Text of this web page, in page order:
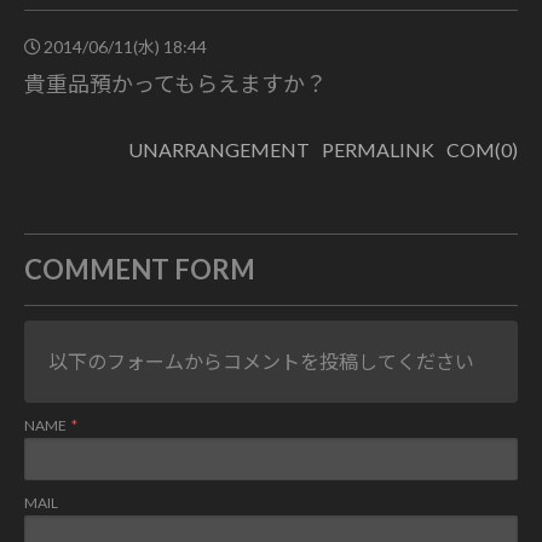
2014/06/11(水) 18:44
貴重品預かってもらえますか？
UNARRANGEMENT PERMALINK COM(0)
COMMENT FORM
以下のフォームからコメントを投稿してください
NAME
MAIL